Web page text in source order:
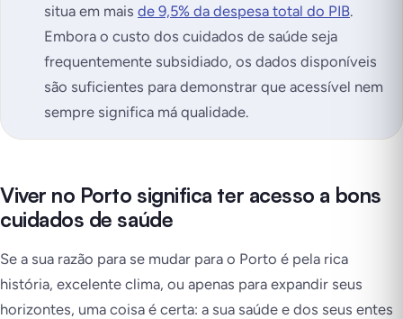
situa em mais de 9,5% da despesa total do PIB.
Embora o custo dos cuidados de saúde seja
frequentemente subsidiado, os dados disponíveis
são suficientes para demonstrar que acessível nem
sempre significa má qualidade.
Viver no Porto significa ter acesso a bons
cuidados de saúde
Se a sua razão para se mudar para o Porto é pela rica
história, excelente clima, ou apenas para expandir seus
horizontes, uma coisa é certa: a sua saúde e dos seus entes